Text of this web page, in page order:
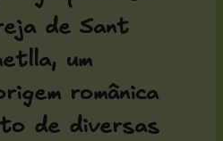
de Sant
, um
românica
de diversas